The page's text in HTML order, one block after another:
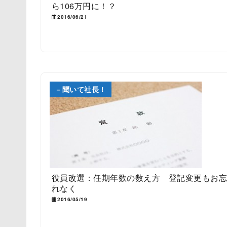
ら106万円に！？
2016/06/21
－聞いて社長！
役員改選：任期年数の数え方 登記変更もお忘
れなく
2016/05/19